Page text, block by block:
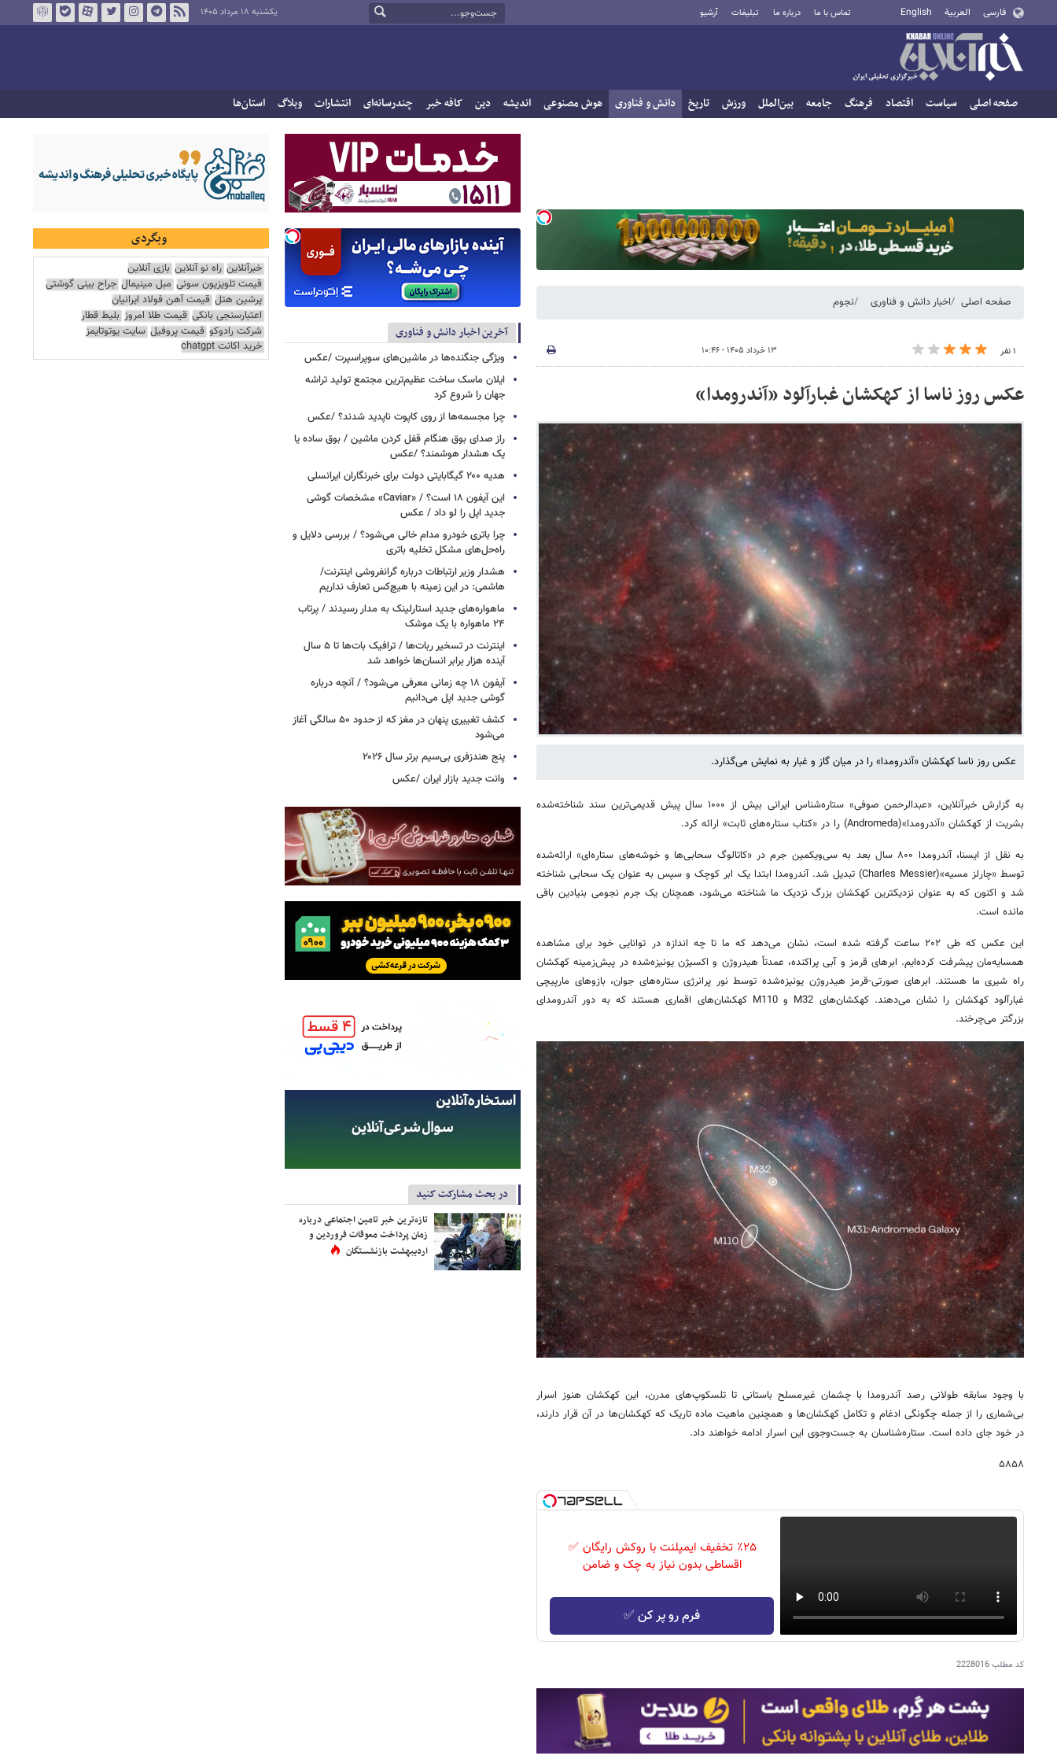
فارسی العربية English تماس با ما درباره ما تبلیغات آرشیو یکشنبه ۱۸ مرداد ۱۴۰۵
صفحه اصلی سیاست اقتصاد فرهنگ جامعه بین‌الملل ورزش تاریخ دانش و فناوری هوش مصنوعی اندیشه دین کافه خبر چندرسانه‌ای انتشارات وبلاگ استان‌ها
صفحه اصلی اخبار دانش و فناوری نجوم
۱ نفر ۱۳ خرداد ۱۴۰۵ - ۱۰:۴۶
عکس روز ناسا از کهکشان غبارآلود «آندرومدا»
عکس روز ناسا کهکشان «آندرومدا» را در میان گاز و غبار به نمایش می‌گذارد.
به گزارش خبرآنلاین، «عبدالرحمن صوفی» ستاره‌شناس ایرانی بیش از ۱۰۰۰ سال پیش قدیمی‌ترین سند شناخته‌شده
بشریت از کهکشان «آندرومدا»(Andromeda) را در «کتاب ستاره‌های ثابت» ارائه کرد.
به نقل از ایسنا، آندرومدا ۸۰۰ سال بعد به سی‌ویکمین جرم در «کاتالوگ سحابی‌ها و خوشه‌های ستاره‌ای» ارائه‌شده
توسط «چارلز مسیه»(Charles Messier) تبدیل شد. آندرومدا ابتدا یک ابر کوچک و سپس به عنوان یک سحابی شناخته
شد و اکنون که به عنوان نزدیکترین کهکشان بزرگ نزدیک ما شناخته می‌شود، همچنان یک جرم نجومی بنیادین باقی
مانده است.
این عکس که طی ۲۰۲ ساعت گرفته شده است، نشان می‌دهد که ما تا چه اندازه در توانایی خود برای مشاهده
همسایه‌مان پیشرفت کرده‌ایم. ابرهای قرمز و آبی پراکنده، عمدتاً هیدروژن و اکسیژن یونیزه‌شده در پیش‌زمینه کهکشان
راه شیری ما هستند. ابرهای صورتی-قرمز هیدروژن یونیزه‌شده توسط نور پرانرژی ستاره‌های جوان، بازوهای مارپیچی
غبارآلود کهکشان را نشان می‌دهند. کهکشان‌های M32 و M110 کهکشان‌های اقماری هستند که به دور آندرومدای
بزرگتر می‌چرخند.
با وجود سابقه طولانی رصد آندرومدا با چشمان غیرمسلح باستانی تا تلسکوپ‌های مدرن، این کهکشان هنوز اسرار
بی‌شماری را از جمله چگونگی ادغام و تکامل کهکشان‌ها و همچنین ماهیت ماده تاریک که کهکشان‌ها در آن قرار دارند،
در خود جای داده است. ستاره‌شناسان به جست‌وجوی این اسرار ادامه خواهند داد.
۵۸۵۸
٪۲۵ تخفیف ایمپلنت با روکش رایگان ✅
اقساطی بدون نیاز به چک و ضامن
فرم رو پر کن ✅
کد مطلب2228016
آخرین اخبار دانش و فناوری
ویژگی جنگنده‌ها در ماشین‌های سوپراسپرت /عکس
ایلان ماسک ساخت عظیم‌ترین مجتمع تولید تراشه
جهان را شروع کرد
چرا مجسمه‌ها از روی کاپوت‌ ناپدید شدند؟ /عکس
راز صدای بوق هنگام قفل کردن ماشین / بوق ساده یا
یک هشدار هوشمند؟ /عکس
هدیه ۲۰۰ گیگابایتی دولت برای خبرنگاران ایرانسلی
این آیفون ۱۸ است؟ / «Caviar» مشخصات گوشی
جدید اپل را لو داد / عکس
چرا باتری خودرو مدام خالی می‌شود؟ / بررسی دلایل و
راه‌حل‌های مشکل تخلیه باتری
هشدار وزیر ارتباطات درباره گرانفروشی اینترنت/
هاشمی: در این زمینه با هیچ‌کس تعارف نداریم
ماهواره‌های جدید استارلینک به مدار رسیدند / پرتاب
۲۴ ماهواره با یک موشک
اینترنت در تسخیر ربات‌ها / ترافیک بات‌ها تا ۵ سال
آینده هزار برابر انسان‌ها خواهد شد
آیفون ۱۸ چه زمانی معرفی می‌شود؟ / آنچه درباره
گوشی جدید اپل می‌دانیم
کشف تغییری پنهان در مغز که از حدود ۵۰ سالگی آغاز
می‌شود
پنج هندزفری بی‌سیم برتر سال ۲۰۲۶
وانت جدید بازار ایران /عکس
در بحث مشارکت کنید
تازه‌ترین خبر تامین اجتماعی درباره
زمان پرداخت معوقات فروردین و
اردیبهشت بازنشستگان
وبگردی
خبرآنلاین راه نو آنلاین بازی آنلاین
قیمت تلویزیون سونی مبل مینیمال جراح بینی گوشتی
پرشین هتل قیمت آهن فولاد ایرانیان
اعتبارسنجی بانکی قیمت طلا امروز بلیط قطار
شرکت رادوکو قیمت پروفیل سایت یوتوتایمز
خرید اکانت chatgpt